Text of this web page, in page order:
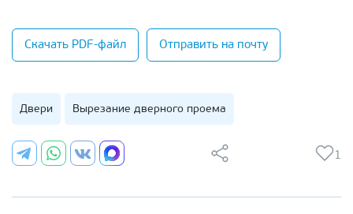
Скачать PDF-файл Отправить на почту
Двери Вырезание дверного проема
1